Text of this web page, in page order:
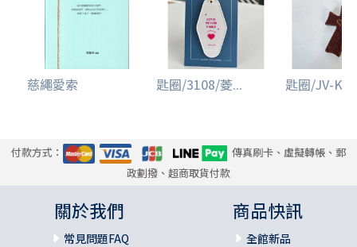
慈繩愛索 匙圈/3108/菱... 匙圈/JV-
付款方式：
傳真刷卡、虛擬轉帳、郵
政劃撥、超商取貨付款
關於我們
常見問題FAQ
商品快訊
全館新品